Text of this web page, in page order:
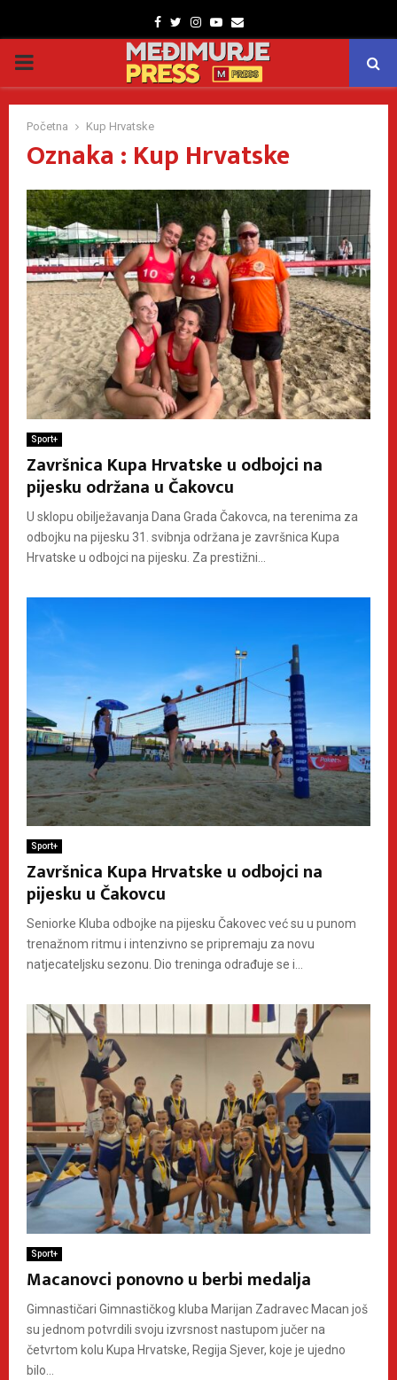
Facebook
TwitterInstagram
Youtube
Email
PRIMARY
MENU
Početna Kup Hrvatske
Oznaka : Kup Hrvatske
Sport+
Završnica Kupa Hrvatske u odbojci na
pijesku održana u Čakovcu
U sklopu obilježavanja Dana Grada Čakovca, na terenima za
odbojku na pijesku 31. svibnja održana je završnica Kupa
Hrvatske u odbojci na pijesku. Za prestižni...
Sport+
Završnica Kupa Hrvatske u odbojci na
pijesku u Čakovcu
Seniorke Kluba odbojke na pijesku Čakovec već su u punom
trenažnom ritmu i intenzivno se pripremaju za novu
natjecateljsku sezonu. Dio treninga odrađuje se i...
Sport+
Macanovci ponovno u berbi medalja
Gimnastičari Gimnastičkog kluba Marijan Zadravec Macan još
su jednom potvrdili svoju izvrsnost nastupom jučer na
četvrtom kolu Kupa Hrvatske, Regija Sjever, koje je ujedno
bilo...